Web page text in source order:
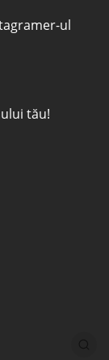
ul
tău!